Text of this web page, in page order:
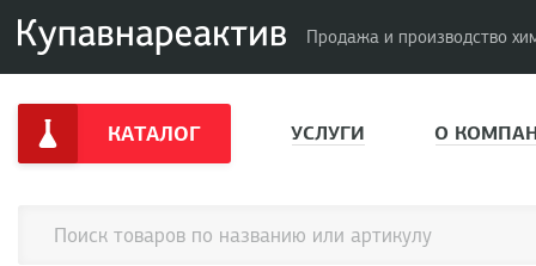
Продажа и производство
КАТАЛОГ УСЛУГИ О